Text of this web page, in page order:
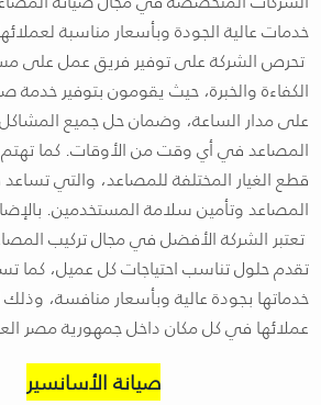
خدمات عالية الجودة وبأسعار مناسبة
تحرص الشركة على توفير فريق عمل على
الكفاءة والخبرة، حيث يقومون بتوفير خدمة
على مدار الساعة، وضمان حل جميع
المصاعد في أي وقت من الأوقات. كما تهتم
قطع الغيار المختلفة للمصاعد، والتي
المصاعد وتأمين سلامة المستخدمين.
تعتبر الشركة الأفضل في مجال تركيب
تقدم حلول تناسب احتياجات كل عميل، كما
خدماتها بجودة عالية وبأسعار منافسة،
عملائها في كل مكان داخل جمهورية مصر
صيانة الأسانسير